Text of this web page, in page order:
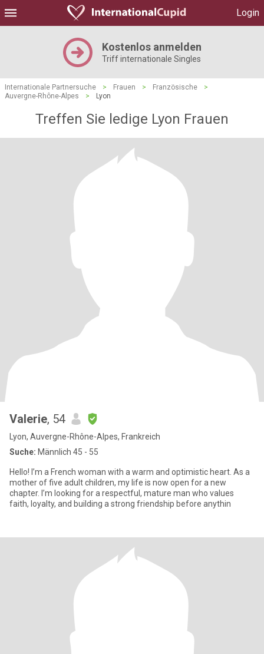
Login
Kostenlos anmelden
Triff internationale Singles
Internationale Partnersuche > Frauen > Französische
>
Auvergne-Rhône-Alpes
> Lyon
Treffen Sie ledige Lyon Frauen
Valerie, 54
Lyon, Auvergne-Rhône-Alpes, Frankreich
Suche: Männlich 45 - 55
Hello! I’m a French woman with a warm and optimistic heart. As a
mother of five adult children, my life is now open for a new
chapter. I’m looking for a respectful, mature man who values
faith, loyalty, and building a strong friendship before anythin